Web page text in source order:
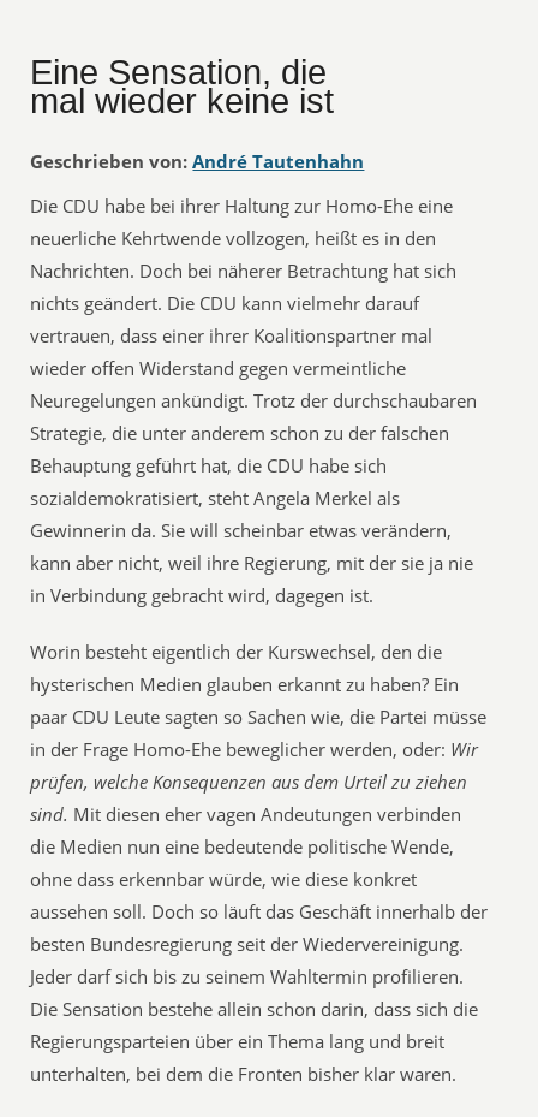
Eine Sensation, die
mal wieder keine ist
Geschrieben von: André Tautenhahn
Die CDU habe bei ihrer Haltung zur Homo-Ehe eine
neuerliche Kehrtwende vollzogen, heißt es in den
Nachrichten. Doch bei näherer Betrachtung hat sich
nichts geändert. Die CDU kann vielmehr darauf
vertrauen, dass einer ihrer Koalitionspartner mal
wieder offen Widerstand gegen vermeintliche
Neuregelungen ankündigt. Trotz der durchschaubaren
Strategie, die unter anderem schon zu der falschen
Behauptung geführt hat, die CDU habe sich
sozialdemokratisiert, steht Angela Merkel als
Gewinnerin da. Sie will scheinbar etwas verändern,
kann aber nicht, weil ihre Regierung, mit der sie ja nie
in Verbindung gebracht wird, dagegen ist.
Worin besteht eigentlich der Kurswechsel, den die
hysterischen Medien glauben erkannt zu haben? Ein
paar CDU Leute sagten so Sachen wie, die Partei müsse
in der Frage Homo-Ehe beweglicher werden, oder: Wir
prüfen, welche Konsequenzen aus dem Urteil zu ziehen
sind. Mit diesen eher vagen Andeutungen verbinden
die Medien nun eine bedeutende politische Wende,
ohne dass erkennbar würde, wie diese konkret
aussehen soll. Doch so läuft das Geschäft innerhalb der
besten Bundesregierung seit der Wiedervereinigung.
Jeder darf sich bis zu seinem Wahltermin profilieren.
Die Sensation bestehe allein schon darin, dass sich die
Regierungsparteien über ein Thema lang und breit
unterhalten, bei dem die Fronten bisher klar waren.